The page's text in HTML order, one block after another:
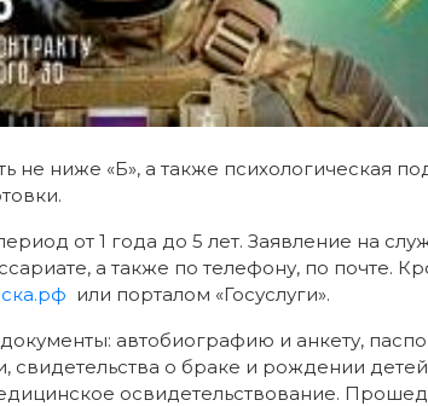
не ниже «Б», а также психологическая
от 1 года до 5 лет. Заявление на
а также по телефону, по почте.
или порталом «Госуслуги».
автобиографию и анкету,
свидетельства о браке и рождении
освидетельствование.